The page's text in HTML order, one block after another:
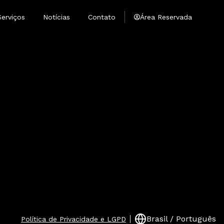
Notícias Contato Área Reservada
Política de Privacidade e LGPD Brasil / Português